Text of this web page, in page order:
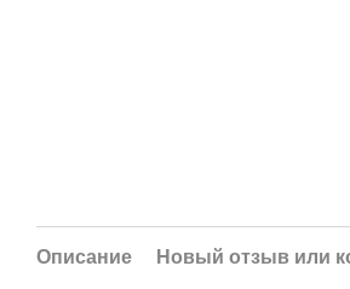
Описание Новый отзыв или